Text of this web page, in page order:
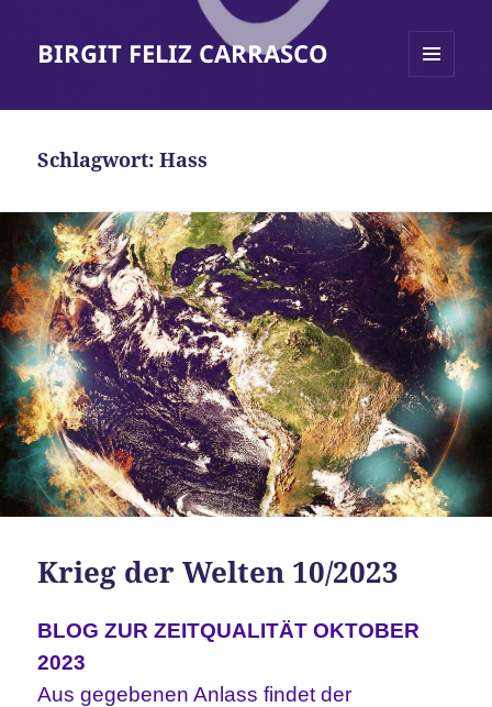
BIRGIT FELIZ CARRASCO
Schlagwort:Hass
Krieg der Welten 10/2023
BLOG ZUR ZEITQUALITÄT OKTOBER
2023
Aus gegebenen Anlass findet der